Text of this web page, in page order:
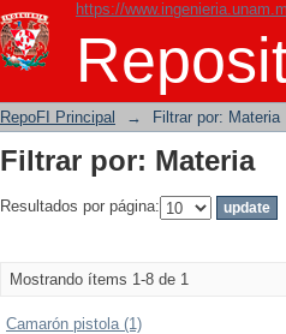
https://
Filtrar por: Materia
RepoFI Principal → Filtrar por: Materia
Filtrar por: Materia
Resultados por página:
Mostrando ítems 1-8 de 1
Camarón pistola (1)